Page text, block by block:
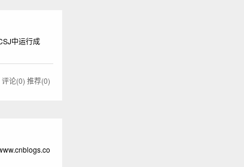
中运行成
评论(0) 推荐(0)